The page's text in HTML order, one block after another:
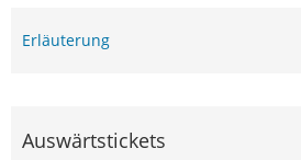
Erläuterung
Auswärtstickets